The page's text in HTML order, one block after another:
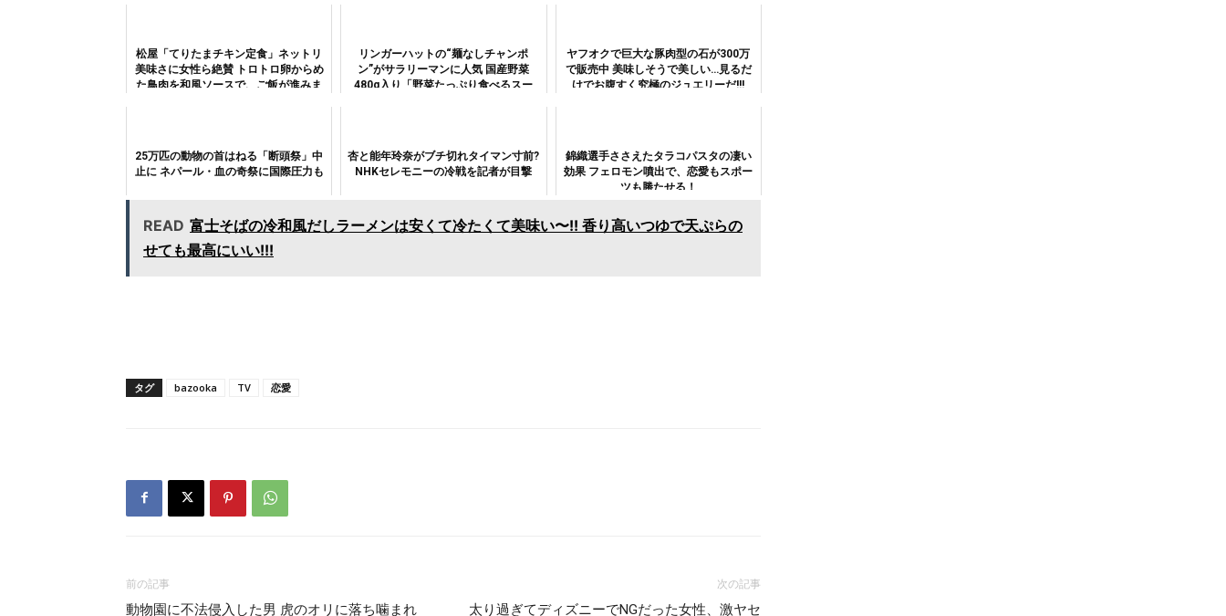
松屋「てりたまチキン定食」ネットリ
美味さに女性ら絶賛 トロトロ卵からめ
た鳥肉を和風ソースで、ご飯が進みま
リンガーハットの“麺なしチャンポ
ン”がサラリーマンに人気 国産野菜
480g入り「野菜たっぷり食べるスー
ヤフオクで巨大な豚肉型の石が300万
で販売中 美味しそうで美しい…見るだ
けでお腹すく究極のジュエリーだ!!!
25万匹の動物の首はねる「断頭祭」中
止に ネパール・血の奇祭に国際圧力も
杏と能年玲奈がブチ切れタイマン寸前?
NHKセレモニーの冷戦を記者が目撃
錦織選手ささえたタラコパスタの凄い
効果 フェロモン噴出で、恋愛もスポー
ツも勝たせる！
READ 富士そばの冷和風だしラーメンは安くて冷たくて美味い〜!! 香り高いつゆで天ぷらの
せても最高にいい!!!
タグ bazooka TV 恋愛
前の記事
動物園に不法侵入した男 虎のオリに落ち噛まれ
次の記事
太り過ぎてディズニーでNGだった女性、激ヤセ